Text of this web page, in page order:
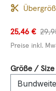
25,46 €
Preise inkl.
Größe / Size